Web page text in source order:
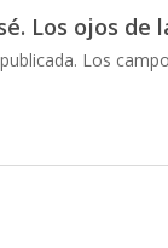
Los ojos de
Los